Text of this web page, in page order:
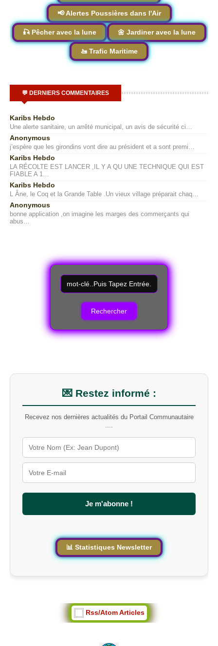
📢 Alertes Poussières dans l'Air
🎣 Pêcher avec la lune 🌼 Jardiner avec la lune
🚤 Trafic Maritime
💬 DERNIERS COMMENTAIRES
Karibs Hebdo
Une alerte sanitaire, un arrêté municipal, un avis de sécurité ci…
Anonymous
j’espère que les girondins vont dire au président et a sont premi…
Karibs Hebdo
LA RÉCOLTE EST LANCER ,IL Y A QU UNE TECHNIQUE QUI EST
FIABLE A 1…
Karibs Hebdo
L Âne, le Coq et la Grande Table .Un vieux village préparait chaq…
Anonymous
bonne application ,on imagine les marges des commerçants qui
abus…
R
e
c
m
o
t
-
l
é
u
r
l
e
💌 Restez informé :
Recevez nos dernières actualités du Portail Communautaire
....
Je m'abonne !
📊 Statistiques Newsletter
Rss/Atom Articles